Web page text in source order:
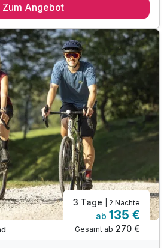
vom Buffet
am Hotel
Teichwiesen
Zum Angebot
3 Tage | 2 Nächte
ab 135 €
Gesamt ab 270 €